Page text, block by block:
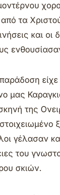
τα
και οι
είχε
μας
της
γέλασαν
του
σκιών.